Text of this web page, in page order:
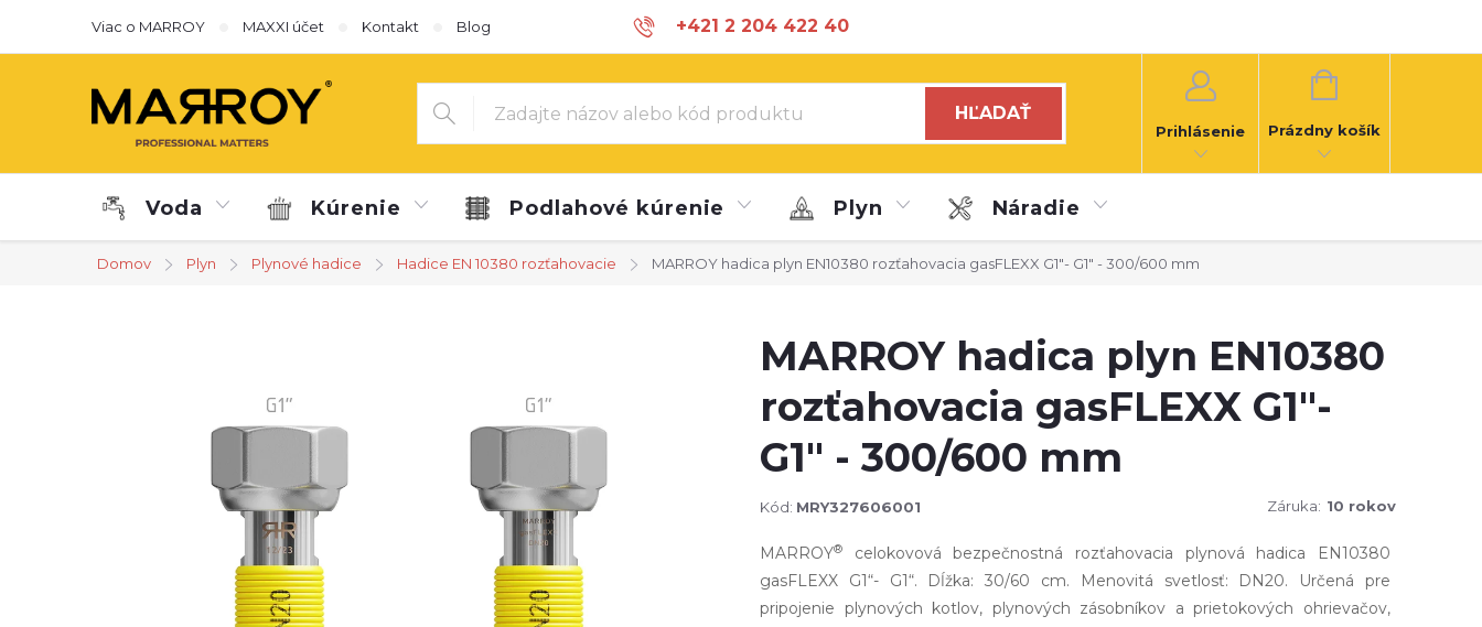
+421 2 204 422 40
info@marroy.com
Viac o MARROY MAXXI účet Kontakt Blog
HĽADAŤ
Prihlásenie
NÁKUPNÝ
Prázdny košík
Voda Kúrenie Podlahové kúrenie Plyn Náradie
Domov Plyn Plynové hadice Hadice EN 10380 rozťahovacie MARROY hadica plyn EN10380 rozťahovacia gasFLEXX G1"- G1" - 300/600 mm
MARROY hadica plyn EN10380
rozťahovacia gasFLEXX G1"-
G1" - 300/600 mm
Kód: MRY327606001 Záruka: 10 rokov
MARROY®
celokovová bezpečnostná rozťahovacia plynová hadica EN10380
gasFLEXX G1“- G1“. Dĺžka: 30/60 cm. Menovitá svetlosť: DN20. Určená pre
pripojenie plynových kotlov, plynových zásobníkov a prietokových ohrievačov,